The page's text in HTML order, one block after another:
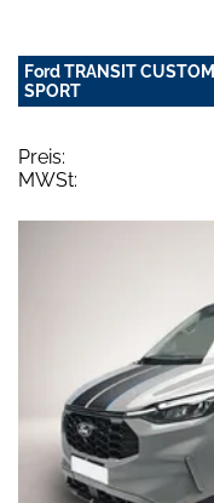
Ford TRANSIT
SPORT
Preis:
MWSt: